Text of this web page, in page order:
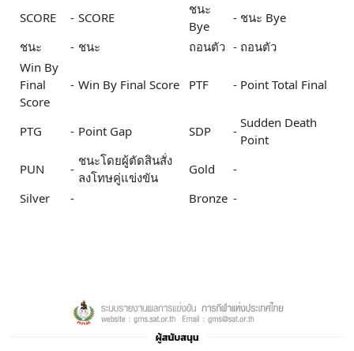
SCORE
- SCORE
ชนะ
Bye
- ชนะ Bye
ชนะ
- ชนะ ถอนตัว - ถอนตัว
Win By
Final
Score
- Win By Final Score PTF - Point Total Final
PTG - Point Gap SDP -
Sudden Death
Point
PUN
-
ชนะโดยผู้ตัดสินสั่ง
ลงโทษคู่แข่งขัน
Gold
-
Silver
- Bronze -